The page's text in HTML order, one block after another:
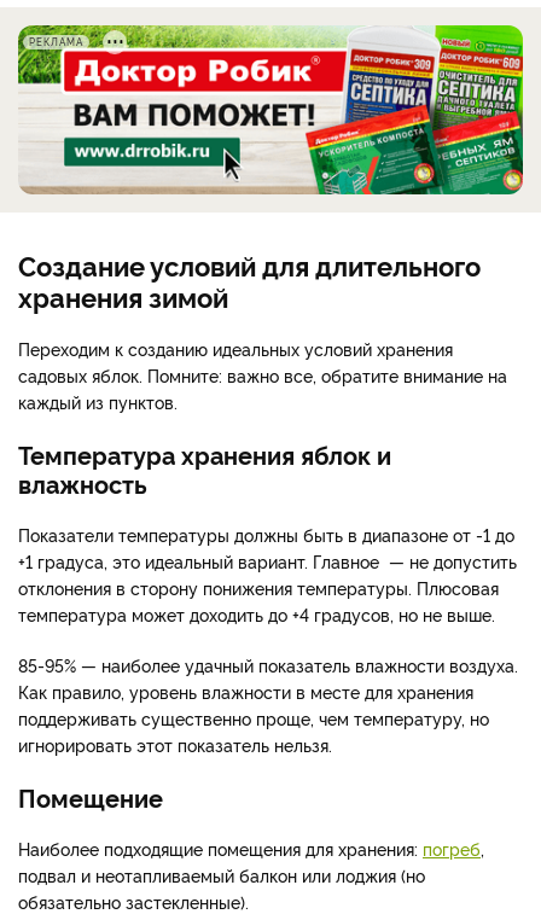
РЕКЛАМА
Создание условий для длительного
хранения зимой
Переходим к созданию идеальных условий хранения
садовых яблок. Помните: важно все, обратите внимание на
каждый из пунктов.
Температура хранения яблок и
влажность
Показатели температуры должны быть в диапазоне от -1 до
+1 градуса, это идеальный вариант. Главное — не допустить
отклонения в сторону понижения температуры. Плюсовая
температура может доходить до +4 градусов, но не выше.
85-95% — наиболее удачный показатель влажности воздуха.
Как правило, уровень влажности в месте для хранения
поддерживать существенно проще, чем температуру, но
игнорировать этот показатель нельзя.
Помещение
Наиболее подходящие помещения для хранения: погреб
подвал и неотапливаемый балкон или лоджия (но
обязательно застекленные).